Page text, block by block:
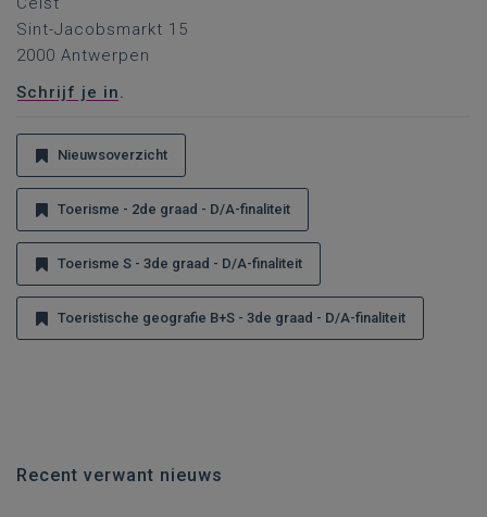
Sint-Jacobsmarkt 15
2000 Antwerpen
Schrijf je in.
Nieuwsoverzicht
Toerisme - 2de graad - D/A-finaliteit
Toerisme S - 3de graad - D/A-finaliteit
Toeristische geografie B+S - 3de graad - D/A-finaliteit
Recent verwant nieuws